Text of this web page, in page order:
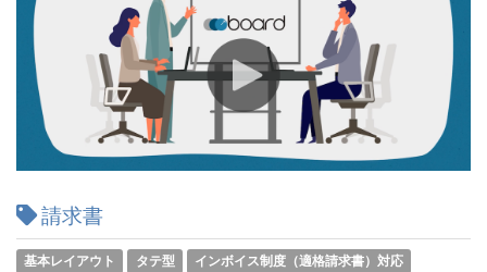
請求書
基本レイアウト タテ型
インボイス制度（適格請求書）対応